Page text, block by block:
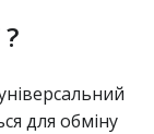
для обміну